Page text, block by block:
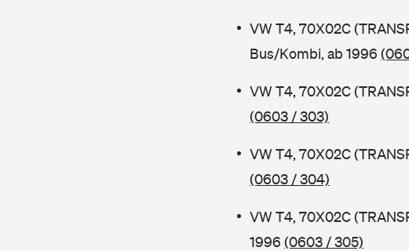
VW T4, 70X02C
Bus/Kombi, ab 1996
VW T4, 70X02C
(0603 / 303)
VW T4, 70X02C
(0603 / 304)
VW T4, 70X02C
1996 (0603 / 305)